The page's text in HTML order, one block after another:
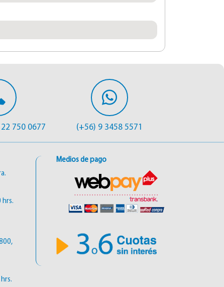
22 750 0677 (+56) 9 3458 5571
hrs.
Medios de pago